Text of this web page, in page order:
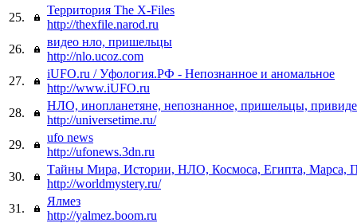
25.
Территория The X-Files
http://thexfile.narod.ru
26.
видео нло, пришельцы
http://nlo.ucoz.com
27.
iUFO.ru / Уфология.РФ - Непознанное и аномальное
http://www.iUFO.ru
28.
НЛО, инопланетяне, непознанное, пришельцы,
http://universetime.ru/
29.
ufo news
http://ufonews.3dn.ru
30.
Тайны Мира, Истории, НЛО, Космоса, Египта, Марса,
http://worldmystery.ru/
31.
Ялмез
http://yalmez.boom.ru